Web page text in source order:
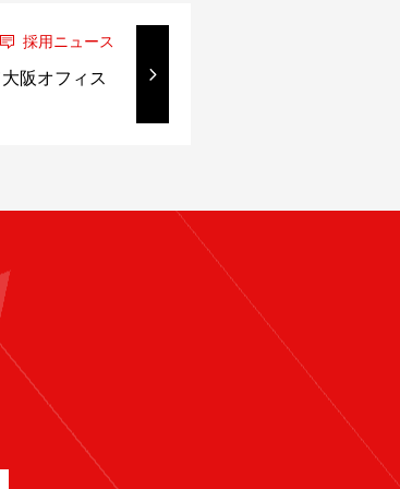
採用ニュース
阪オフィス